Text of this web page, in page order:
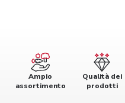
Ampio
assortimento
Qualità dei
prodotti